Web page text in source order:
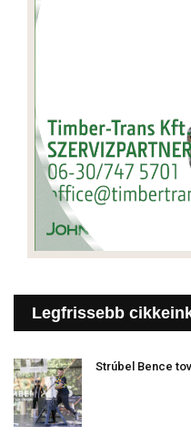
Legfrissebb
Strúbel Bence